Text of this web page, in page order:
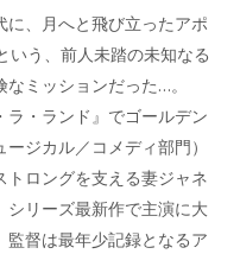
に、月へと飛び立ったアポ
いう、前人未踏の未知なる
ミッションだった…。
・ランド』でゴールデン
ジカル／コメディ部門）
ロングを支える妻ジャネ
シリーズ最新作で主演に大
督は最年少記録となるア